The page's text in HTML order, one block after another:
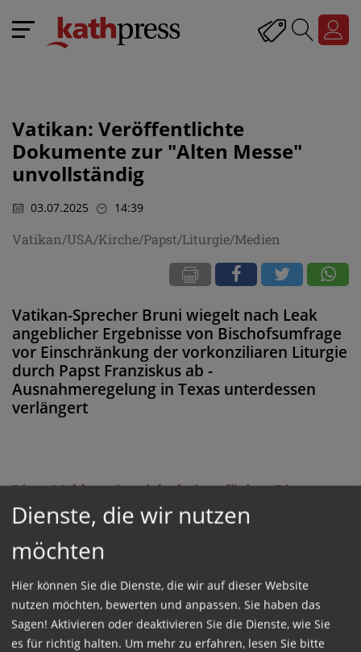
Vatikan: Veröffentlichte
Dokumente zur "Alten Messe"
unvollständig
03.07.2025 14:39
Vatikan/USA/Kirche/Papst/Liturgie/Medien
Vatikan-Sprecher Bruni wiegelt nach Leak
angeblicher Ergebnisse von Bischofsumfrage
vor Einschränkung der vorkonziliaren Liturgie
durch Papst Franziskus ab -
Ausnahmeregelung in Texas unterdessen
verlängert
Diese Meldung ist nicht frei verfügbar. Bitte
loggen Sie sich ein, oder bestellen Sie das
Produkt
GESCHÜTZTER BEREICH
Bitte melden Sie sich mit Ihrem Benutzernamen
Dienste, die wir nutzen
möchten
Hier können Sie die Dienste, die wir auf dieser Website
nutzen möchten, bewerten und anpassen. Sie haben das
Sagen! Aktivieren oder deaktivieren Sie die Dienste, wie Sie
es für richtig halten. Um mehr zu erfahren, lesen Sie bitte